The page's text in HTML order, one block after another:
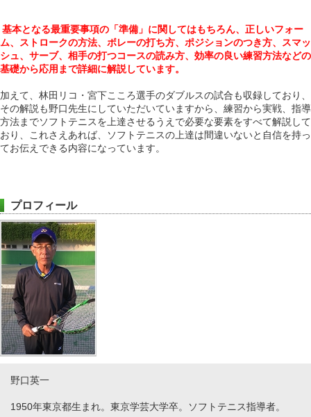
基本となる最重要事項の「準備」に関してはもちろん、正しいフォー
ム、ストロークの方法、ボレーの打ち方、ポジションのつき方、スマッ
シュ、サーブ、相手の打つコースの読み方、効率の良い練習方法などの
基礎から応用まで詳細に解説しています。
加えて、林田リコ・宮下こころ選手のダブルスの試合も収録しており、
その解説も野口先生にしていただいていますから、練習から実戦、指導
方法までソフトテニスを上達させるうえで必要な要素をすべて解説して
おり、これさえあれば、ソフトテニスの上達は間違いないと自信を持っ
てお伝えできる内容になっています。
プロフィール
野口英一
1950年東京都生まれ。東京学芸大学卒。ソフトテニス指導者。